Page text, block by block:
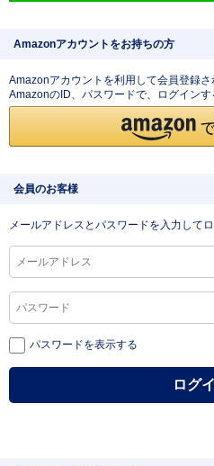
Amazonアカウントをお持ちの方
Amazonアカウントを利用して会員登録さ
AmazonのID、パスワードで、ログインす
会員のお客様
メールアドレスとパスワードを入力して
パスワードを表示する